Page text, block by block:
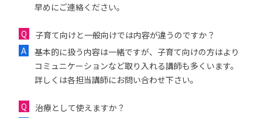
早めにご連絡ください。
子育て向けと一般向けでは内容が違うのですか？
基本的に扱う内容は一緒ですが、子育て向けの方はより
コミュニケーションなど取り入れる講師も多くいます。
詳しくは各担当講師にお問い合わせ下さい。
治療として使えますか？